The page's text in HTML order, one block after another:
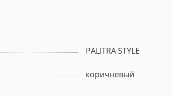
PALITRA STYLE
коричневый